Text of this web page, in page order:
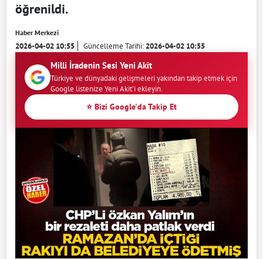
öğrenildi.
Haber Merkezi
2026-04-02 10:55 Güncelleme Tarihi:2026-04-02 10:55
Milli İradenin Sesi Yeni Akit
Türkiye ve dünyadaki gelişmeleri yakından takip etmek için
Google listenize Yeni Akit'i ekleyin.
⭐ Bizi Google'da Takip Et